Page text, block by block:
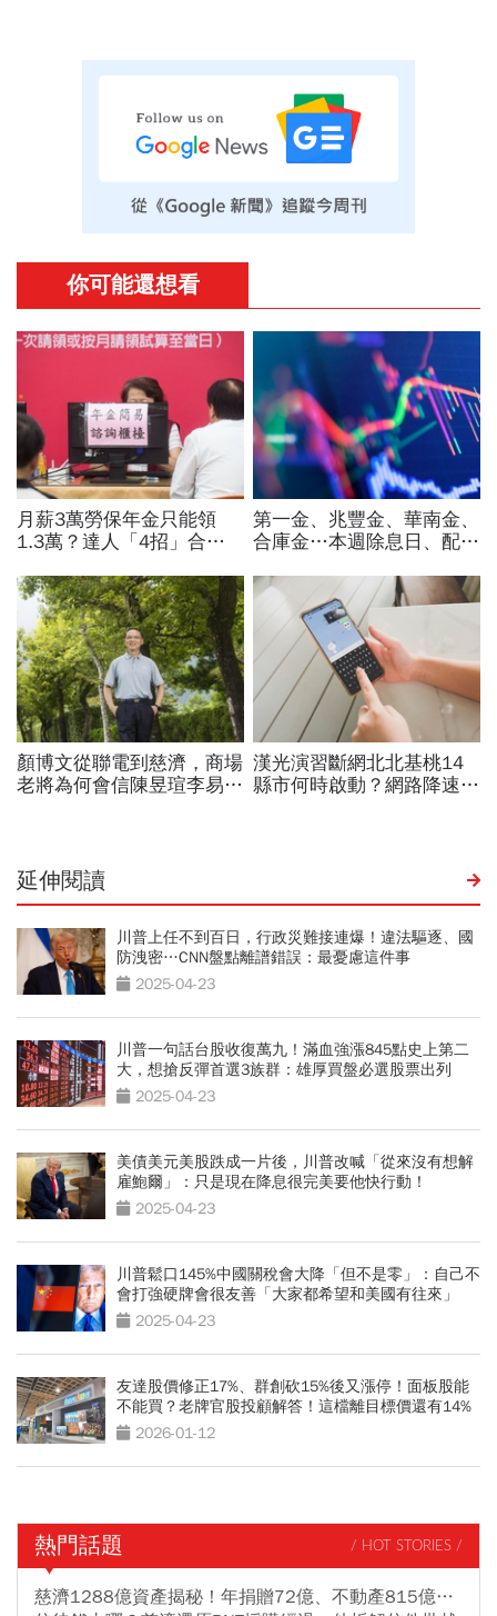
延伸閱讀
川普上任不到百日，行政災難接連爆！違法驅逐、國
防洩密…CNN盤點離譜錯誤：最憂慮這件事
2025-04-23
川普一句話台股收復萬九！滿血強漲845點史上第二
大，想搶反彈首選3族群：雄厚買盤必選股票出列
2025-04-23
美債美元美股跌成一片後，川普改喊「從來沒有想解
雇鮑爾」：只是現在降息很完美要他快行動！
2025-04-23
川普鬆口145%中國關稅會大降「但不是零」：自己不
會打強硬牌會很友善「大家都希望和美國有往來」
2025-04-23
友達股價修正17%、群創砍15%後又漲停！面板股能
不能買？老牌官股投顧解答！這檔離目標價還有14%
2026-01-12
熱門話題 / HOT STORIES /
慈濟1288億資產揭秘！年捐贈72億、不動產815億…